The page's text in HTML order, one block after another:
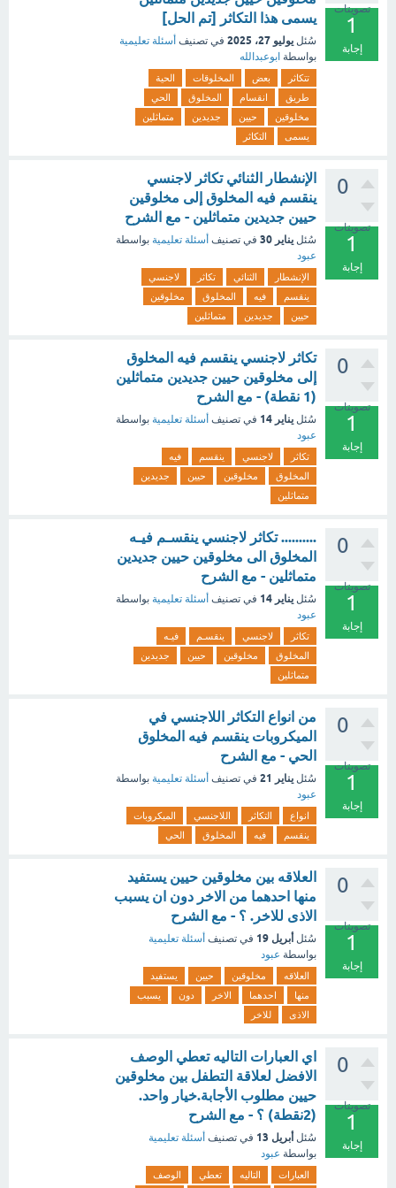
تصويتات
1
إجابة
يسمى هذا التكاثر [تم الحل]
سُئل يوليو 27، 2025 في تصنيف أسئلة تعليمية
بواسطة ابوعبدالله
تتكاثر بعض المخلوقات
الحية
طريق
انقسام المخلوق
الحي
مخلوقين
حيين جديدين
متماثلين
يسمى
التكاثر
0
تصويتات
1
إجابة
الإنشطار الثنائي تكاثر لاجنسي
ينقسم فيه المخلوق إلى مخلوقين
حيين جديدين متماثلين - مع الشرح
سُئل يناير 30 في تصنيف أسئلة تعليمية بواسطة
عبود
الإنشطار الثنائي تكاثر
لاجنسي
ينقسم
فيه المخلوق
مخلوقين
حيين
جديدين متماثلين
0
تصويتات
1
إجابة
تكاثر لاجنسي ينقسم فيه المخلوق
إلى مخلوقين حيين جديدين متماثلين
(1 نقطة) - مع الشرح
سُئل يناير 14 في تصنيف أسئلة تعليمية بواسطة
عبود
تكاثر لاجنسي ينقسم
فيه
المخلوق
مخلوقين حيين
جديدين
متماثلين
0
تصويتات
1
إجابة
.......... تكاثر لاجنسي ينقسـم فيـه
المخلوق الى مخلوقين حيين جديدين
متماثلين - مع الشرح
سُئل يناير 14 في تصنيف أسئلة تعليمية بواسطة
عبود
تكاثر لاجنسي ينقسـم
فيـه
المخلوق
مخلوقين حيين
جديدين
متماثلين
0
تصويتات
1
إجابة
من انواع التكاثر اللاجنسي في
الميكروبات ينقسم فيه المخلوق
الحي - مع الشرح
سُئل يناير 21 في تصنيف أسئلة تعليمية بواسطة
عبود
انواع التكاثر اللاجنسي
الميكروبات
ينقسم
فيه المخلوق الحي
0
تصويتات
1
إجابة
العلاقه بين مخلوقين حيين يستفيد
منها احدهما من الاخر دون ان يسبب
الاذى للاخر. ؟ - مع الشرح
سُئل أبريل 19 في تصنيف أسئلة تعليمية
بواسطة عبود
العلاقه مخلوقين حيين
يستفيد
منها
احدهما الاخر دون
يسبب
الاذى
للاخر
0
تصويتات
1
إجابة
اي العبارات التاليه تعطي الوصف
الافضل لعلاقة التطفل بين مخلوقين
حيين مطلوب الأجابة.خيار واحد.
(2نقطة) ؟ - مع الشرح
سُئل أبريل 13 في تصنيف أسئلة تعليمية
بواسطة عبود
العبارات التاليه تعطي الوصف